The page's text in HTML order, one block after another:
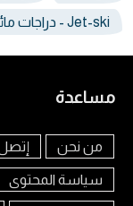
Jet-ski - دراجات مائية في البحرين
مساعدة
من نحن إتصل
سياسة المحتوى